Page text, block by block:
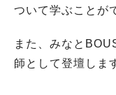
ついて学ぶことが
また、みなと
師として登壇しま